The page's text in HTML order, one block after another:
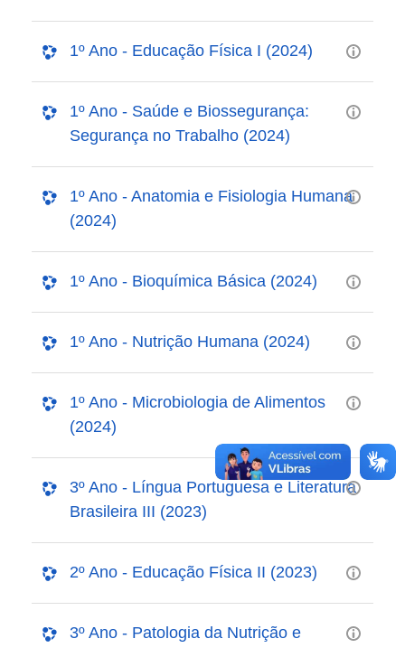
1º Ano - Educação Física I (2024)
1º Ano - Saúde e Biossegurança:
Segurança no Trabalho (2024)
1º Ano - Anatomia e Fisiologia Humana
(2024)
1º Ano - Bioquímica Básica (2024)
1º Ano - Nutrição Humana (2024)
1º Ano - Microbiologia de Alimentos
(2024)
3º Ano - Língua Portuguesa e Literatura
Brasileira III (2023)
2º Ano - Educação Física II (2023)
3º Ano - Patologia da Nutrição e